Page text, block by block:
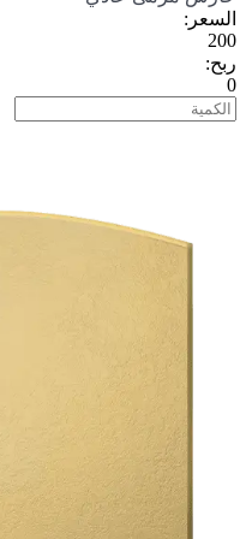
السعر :
200
ربح:
0